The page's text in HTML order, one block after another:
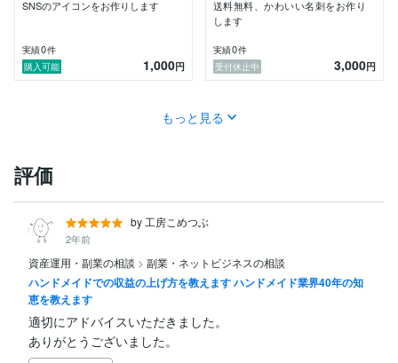
SNSのアイコンをお作りします
実績0件
購入可能
1,000円
送料無料、かわいい名刺をお作り
します
実績0件
受付休止中
3,000円
もっと見る
評価
by 工房こめつぶ
2年前
資産運用・副業の相談 > 副業・ネットビジネスの相談
ハンドメイドでの収益の上げ方を教えます ハンドメイド業界40年の知
恵を教えます
適切にアドバイスいただきました。
ありがとうございました。